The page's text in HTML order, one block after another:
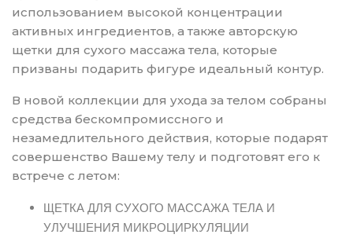
использованием высокой концентрации
активных ингредиентов, а также авторскую
щетки для сухого массажа тела, которые
призваны подарить фигуре идеальный контур.
В новой коллекции для ухода за телом собраны
средства бескомпромиссного и
незамедлительного действия, которые подарят
совершенство Вашему телу и подготовят его к
встрече с летом:
ЩЕТКА ДЛЯ СУХОГО МАССАЖА ТЕЛА И
УЛУЧШЕНИЯ МИКРОЦИРКУЛЯЦИИ